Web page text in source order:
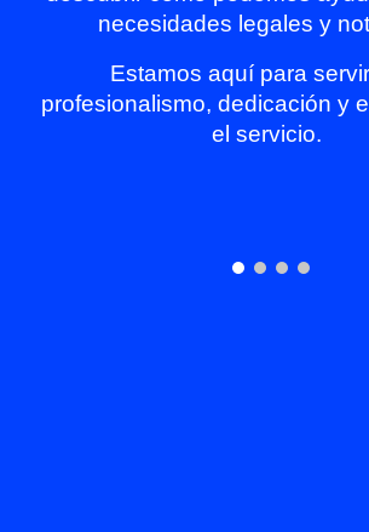
necesidades legales y
Estamos aquí para
profesionalismo, dedicación y
el servicio.